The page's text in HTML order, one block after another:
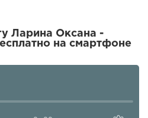
Ларина Оксана -
на смартфоне